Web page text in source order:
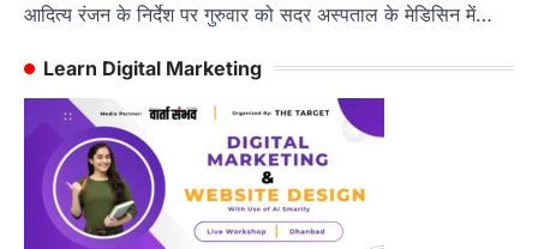
आदित्य रंजन के निर्देश पर गुरुवार को सदर अस्पताल के मेडिसिन में…
Learn Digital Marketing